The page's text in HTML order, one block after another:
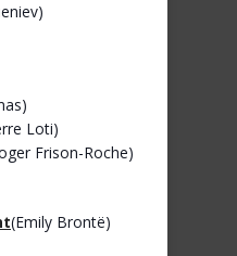
Loti)
Frison-Roche)
(Emily Brontë)